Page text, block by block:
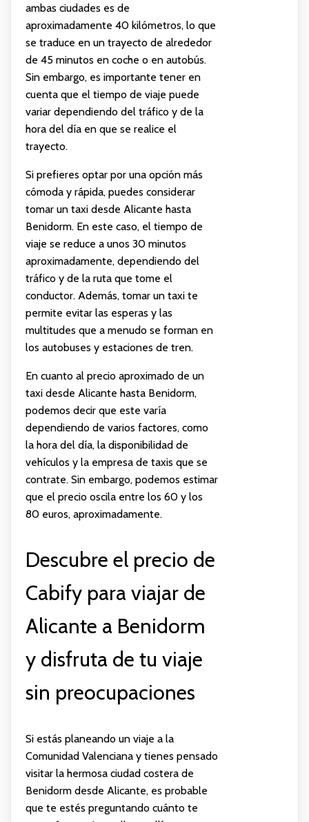
ambas ciudades es de
aproximadamente 40 kilómetros, lo que
se traduce en un trayecto de alrededor
de 45 minutos en coche o en autobús.
Sin embargo, es importante tener en
cuenta que el tiempo de viaje puede
variar dependiendo del tráfico y de la
hora del día en que se realice el
trayecto.
Si prefieres optar por una opción más
cómoda y rápida, puedes considerar
tomar un taxi desde Alicante hasta
Benidorm. En este caso, el tiempo de
viaje se reduce a unos 30 minutos
aproximadamente, dependiendo del
tráfico y de la ruta que tome el
conductor. Además, tomar un taxi te
permite evitar las esperas y las
multitudes que a menudo se forman en
los autobuses y estaciones de tren.
En cuanto al precio aproximado de un
taxi desde Alicante hasta Benidorm,
podemos decir que este varía
dependiendo de varios factores, como
la hora del día, la disponibilidad de
vehículos y la empresa de taxis que se
contrate. Sin embargo, podemos estimar
que el precio oscila entre los 60 y los
80 euros, aproximadamente.
Descubre el precio de
Cabify para viajar de
Alicante a Benidorm
y disfruta de tu viaje
sin preocupaciones
Si estás planeando un viaje a la
Comunidad Valenciana y tienes pensado
visitar la hermosa ciudad costera de
Benidorm desde Alicante, es probable
que te estés preguntando cuánto te